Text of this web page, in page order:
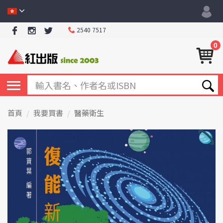
2540 7517
0
首頁 我要買書 醫藥衛生